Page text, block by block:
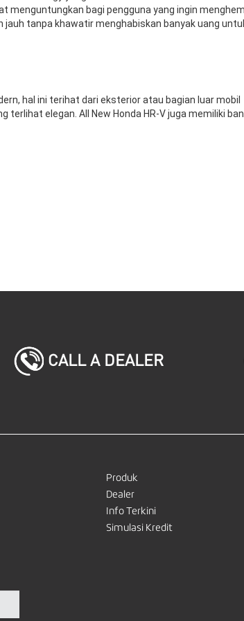
menguntungkan bagi pengguna yang ingin
tanpa khawatir menghabiskan banyak uang
hal ini terihat dari eksterior atau bagian luar mobil
elegan. All New Honda HR-V juga memiliki
CALL A DEALER
Produk
Dealer
Info Terkini
Simulasi Kredit